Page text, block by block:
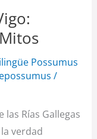
Possumus
/
Rías Gallegas
verdad